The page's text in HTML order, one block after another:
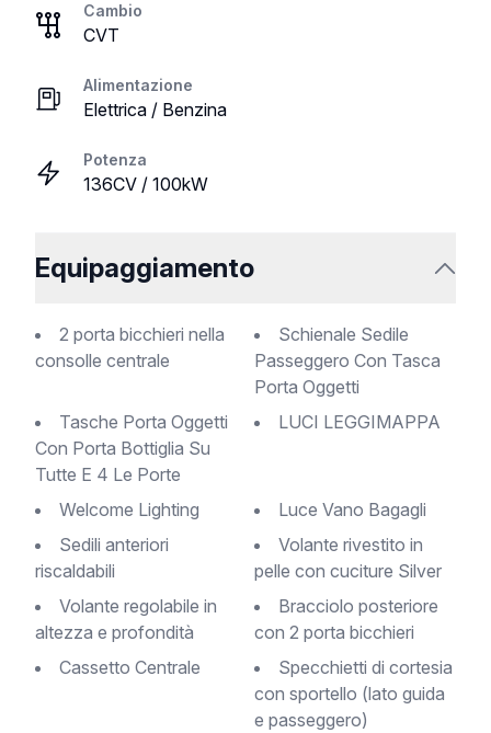
Cambio
CVT
Alimentazione
Elettrica / Benzina
Potenza
136CV / 100kW
Equipaggiamento
2 porta bicchieri nella
consolle centrale
Schienale Sedile
Passeggero Con Tasca
Porta Oggetti
Tasche Porta Oggetti
Con Porta Bottiglia Su
Tutte E 4 Le Porte
LUCI LEGGIMAPPA
Welcome Lighting
Luce Vano Bagagli
Sedili anteriori
riscaldabili
Volante rivestito in
pelle con cuciture Silver
Volante regolabile in
altezza e profondità
Bracciolo posteriore
con 2 porta bicchieri
Cassetto Centrale
Specchietti di cortesia
con sportello (lato guida
e passeggero)